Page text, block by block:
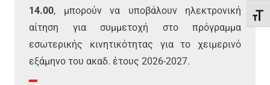
14.00, μπορούν να υποβάλουν ηλεκτρονική
αίτηση για συμμετοχή στο πρόγραμμα
εσωτερικής κινητικότητας για το χειμερινό
εξάμηνο του ακαδ. έτους 2026-2027.